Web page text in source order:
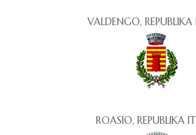
VALDENGO, REPUBLIKA
ROASIO, REPUBLIKA